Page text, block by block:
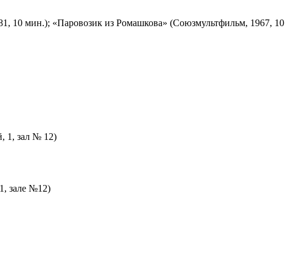
10 мин.); «Паровозик из Ромашкова» (Союзмультфильм, 1967, 10
1, зал № 12)
зале №12)